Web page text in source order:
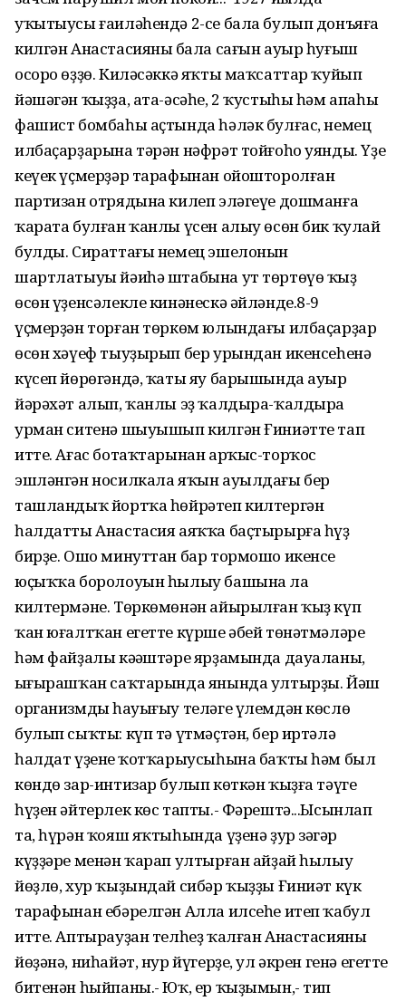
уҡытыусы ғаиләһендә 2-се бала булып донъяға
килгән Анастасияның бала сағын ауыр һуғыш
осоро өҙҙө. Киләсәккә яҡты маҡсаттар ҡуйып
йәшәгән ҡыҙҙа, ата-әсәһе, 2 ҡустыһы һәм апаһы
фашист бомбаһы аҫтында һәләк булғас, немец
илбаҫарҙарына тәрән нәфрәт тойғоһо уянды. Үҙе
кеүек үҫмерҙәр тарафынан ойошторолған
партизан отрядына килеп эләгеүе дошманға
ҡарата булған ҡанлы үсен алыу өсөн бик ҡулай
булды. Сираттағы немец эшелонын
шартлатыуы йәиһә штабына ут төртөүө ҡыҙ
өсөн үҙенсәлекле кинәнескә әйләнде.8-9
үҫмерҙән торған төркөм юлындағы илбаҫарҙар
өсөн хәүеф тыуҙырып бер урындан икенсеһенә
күсеп йөрөгәндә, ҡаты яу барышында ауыр
йәрәхәт алып, ҡанлы эҙ ҡалдыра-ҡалдыра
урман ситенә шыуышып килгән Ғиниәтте тап
итте. Ағас ботаҡтарынан арҡыс-торҡос
эшләнгән носилкала яҡын ауылдағы бер
ташландыҡ йортҡа һөйрәтеп килтергән
һалдатты Анастасия аяҡҡа баҫтырырға һүҙ
бирҙе. Ошо минуттан бар тормошо икенсе
юҫыҡҡа боролоуын һылыу башына ла
килтермәне. Төркөмөнән айырылған ҡыҙ күп
ҡан юғалтҡан егетте күрше әбей төнәтмәләре
һәм файҙалы кәңәштәре ярҙамында дауаланы,
ыңғырашҡан саҡтарында янында ултырҙы. Йәш
организмдың һауығыу теләге үлемдән көслө
булып сыҡты: күп тә үтмәҫтән, бер иртәлә
һалдат үҙенең ҡотҡарыусыһына баҡты һәм был
көндө зар-интизар булып көткән ҡыҙға тәүге
һүҙен әйтерлек көс тапты.- Фәрештә...Ысынлап
та, һүрән ҡояш яҡтыһында үҙенә ҙур зәңгәр
күҙҙәре менән ҡарап ултырған айҙай һылыу
йөҙлө, хур ҡыҙындай сибәр ҡыҙҙы Ғиниәт күк
тарафынан ебәрелгән Алла илсеһе итеп ҡабул
итте. Аптырауҙан телһеҙ ҡалған Анастасияның
йөҙәнә, ниһайәт, нур йүгерҙе, ул әкрен генә егеттең
битенән һыйпаны.- Юҡ, ер ҡыҙымын,- тип